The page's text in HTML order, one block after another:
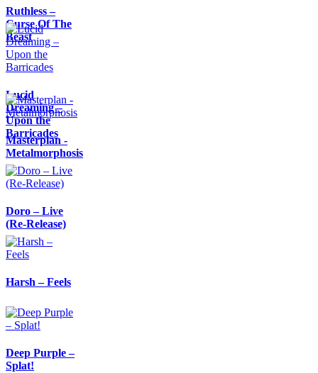
Ruthless –
Curse Of The
Beast
Lucid
Dreaming –
Upon the
Barricades
Masterplan -
Metalmorphosis
Doro – Live
(Re-Release)
Harsh – Feels
Deep Purple –
Splat!